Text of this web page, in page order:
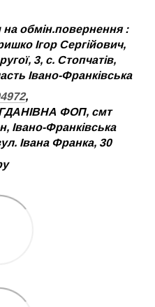
на обмін.повернення :
Ігор Сергійович,
3, с. Стопчатів,
Івано-Франківська
,
ФОП, смт
Івано-Франківська
Івана Франка, 30